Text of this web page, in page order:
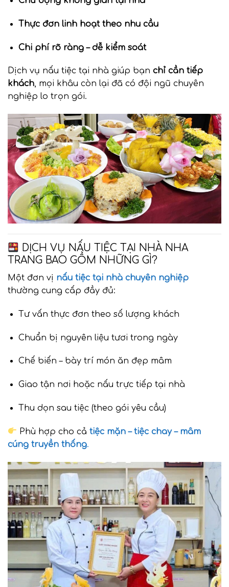
Thực đơn linh hoạt theo nhu cầu
Chi phí rõ ràng – dễ kiểm soát
Dịch vụ nấu tiệc tại nhà giúp bạn chỉ cần tiếp
khách, mọi khâu còn lại đã có đội ngũ chuyên
nghiệp lo trọn gói.
DỊCH VỤ NẤU TIỆC TẠI NHÀ NHA
TRANG BAO GỒM NHỮNG GÌ?
Một đơn vị nấu tiệc tại nhà chuyên nghiệp
thường cung cấp đầy đủ:
Tư vấn thực đơn theo số lượng khách
Chuẩn bị nguyên liệu tươi trong ngày
Chế biến – bày trí món ăn đẹp mâm
Giao tận nơi hoặc nấu trực tiếp tại nhà
Thu dọn sau tiệc (theo gói yêu cầu)
Phù hợp cho cảtiệc mặn – tiệc chay – mâm
cúng truyền thống.